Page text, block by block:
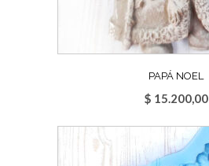
PAPÁ NOEL
$ 15.200,00